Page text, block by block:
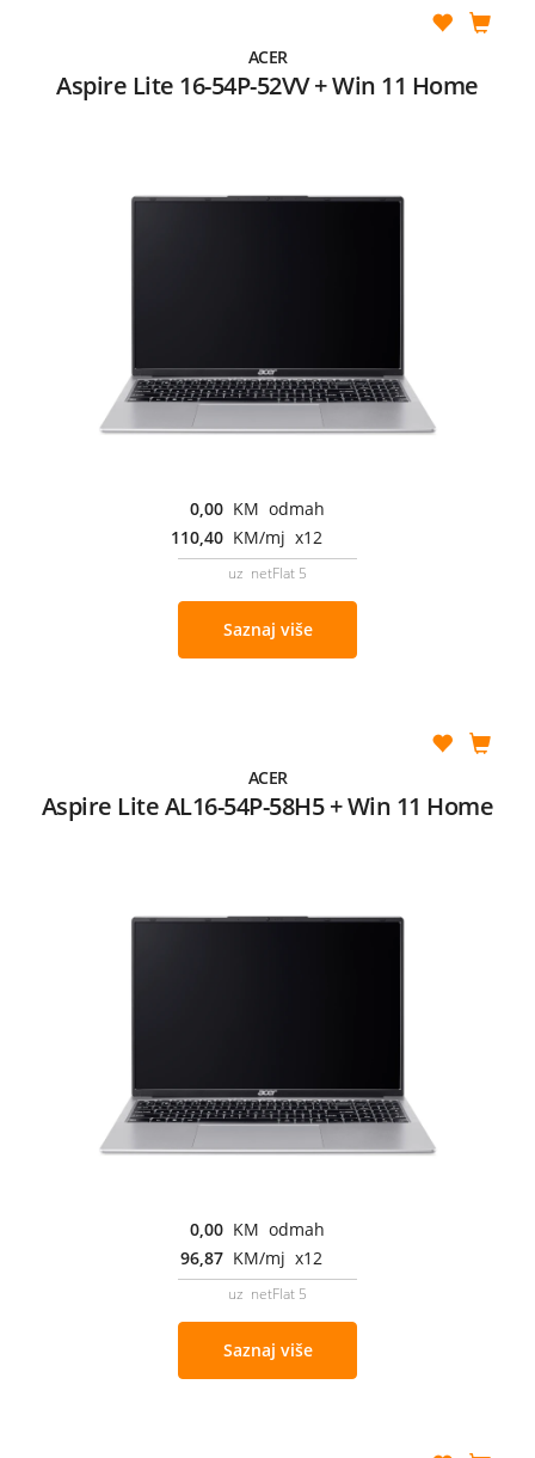
ACER
Aspire Lite 16-54P-52VV + Win 11 Home
0,00 KM odmah
110,40 KM/mj x12
uz netFlat 5
Saznaj više
ACER
Aspire Lite AL16-54P-58H5 + Win 11 Home
0,00 KM odmah
96,87 KM/mj x12
uz netFlat 5
Saznaj više